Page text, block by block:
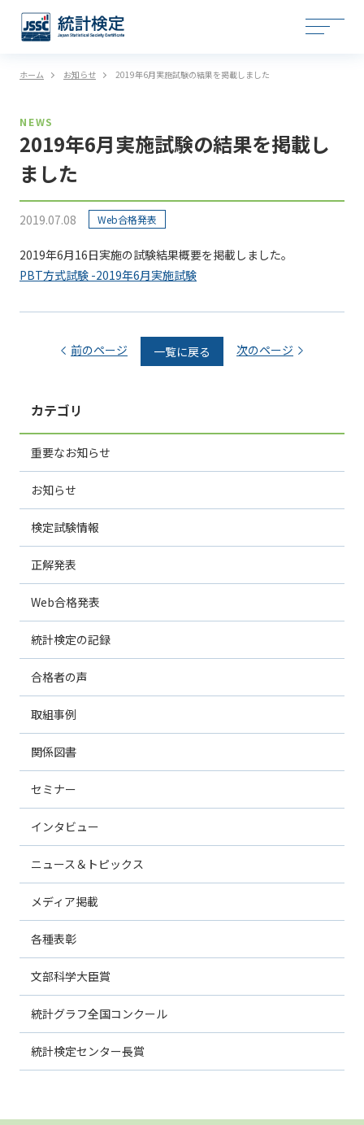
ホーム お知らせ 2019年6月実施試験の結果を掲載しました
NEWS
2019年6月実施試験の結果を掲載し
ました
2019.07.08 Web合格発表
2019年6月16日実施の試験結果概要を掲載しました。
PBT方式試験 -2019年6月実施試験
前のページ 一覧に戻る 次のページ
カテゴリ
重要なお知らせ
お知らせ
検定試験情報
正解発表
Web合格発表
統計検定の記録
合格者の声
取組事例
関係図書
セミナー
インタビュー
ニュース＆トピックス
メディア掲載
各種表彰
文部科学大臣賞
統計グラフ全国コンクール
統計検定センター長賞